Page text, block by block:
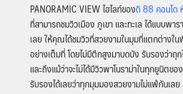
PANORAMIC VIEWไฮไลท์ของดิ 88 คอนโด
ที่สามารถชมวิวเมือง ภูเขา และทะเล ได้แบบพา
เลย ให้คุณได้ชมวิวที่สวยงามในมุมที่แตกต่างใ
อย่างเต็มที่ โดยไม่มีตึกสูงมาบดบัง รับรองว่าถุ
และถึงแม้ว่าจะไม่ได้มีวิวพาโนราม่าในทุกยูนิตข
รับรองได้เลยว่าทุกมุมมองสวยงามไม่แพ้กันเลย